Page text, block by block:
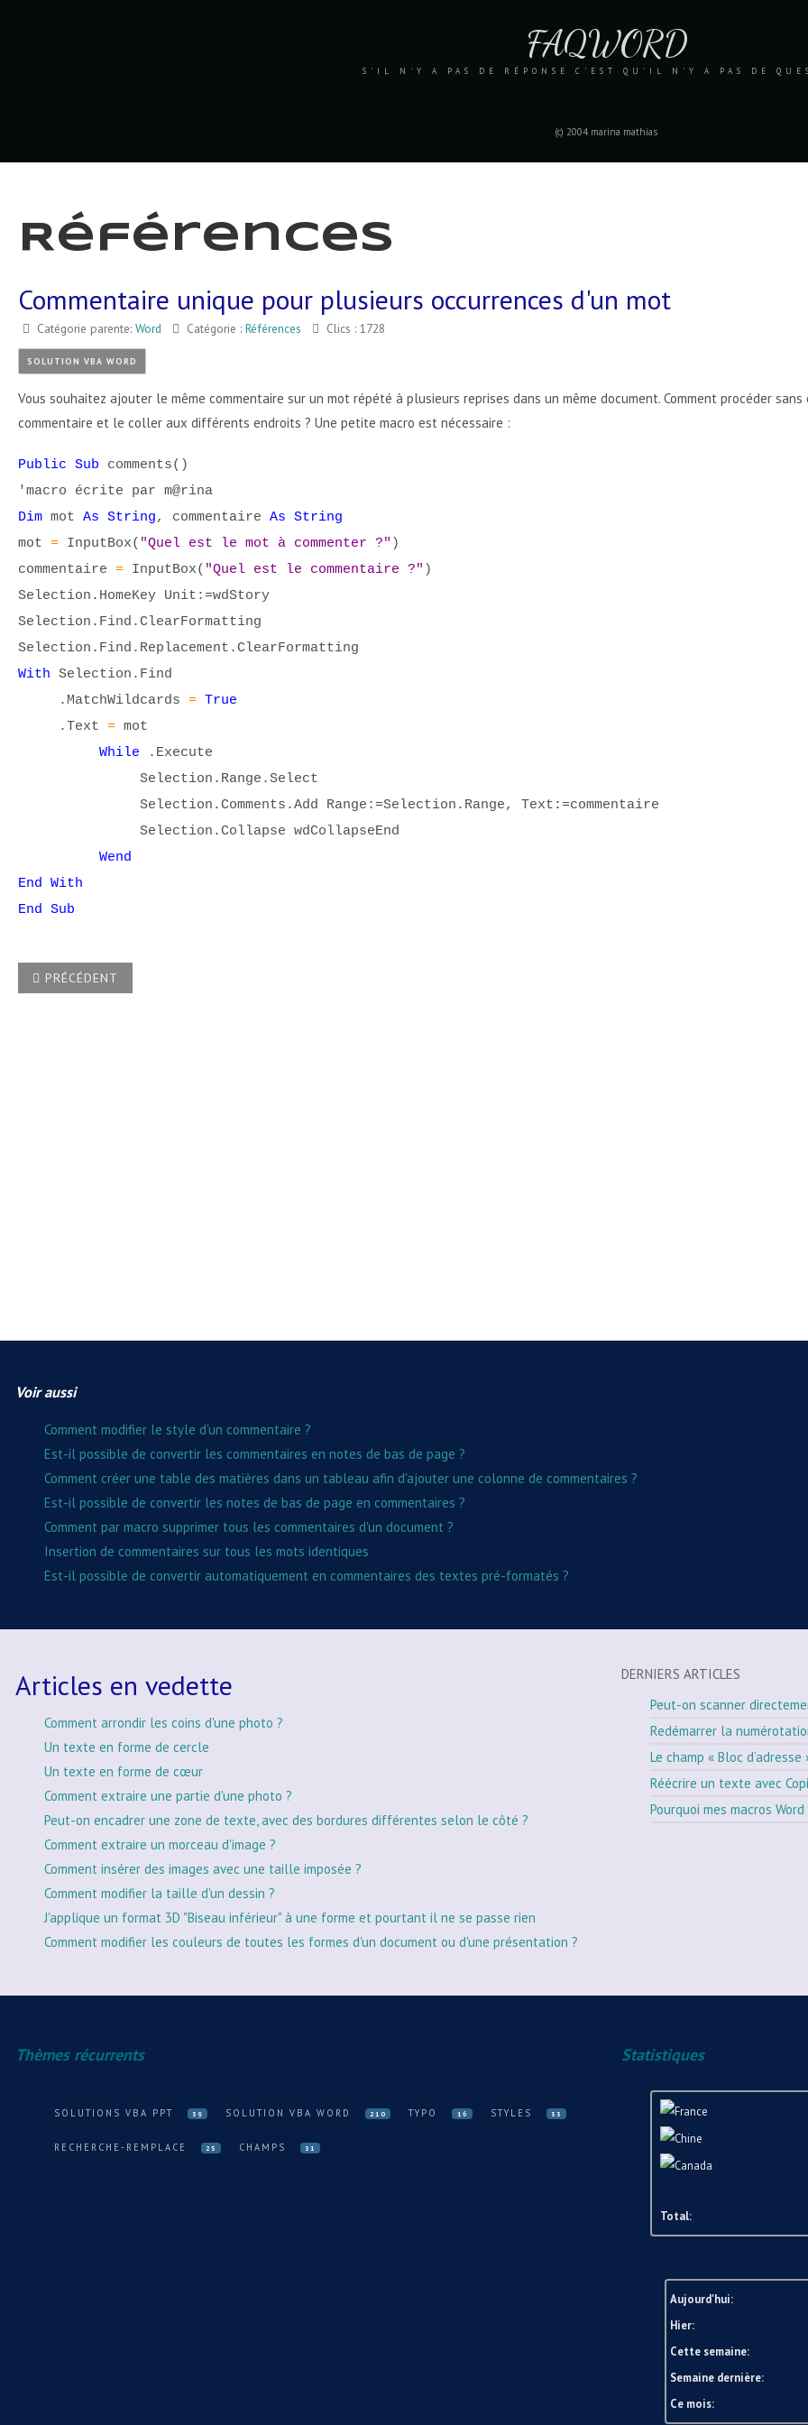
FAQWORD
S'IL N'Y A PAS DE RÉPONSE C'EST QU'IL N'Y A PAS DE
(c) 2004 marina mathias
Références
Commentaire unique pour plusieurs occurrences d'un mot
Catégorie parente: Word Catégorie : Références Clics : 1728
SOLUTION VBA WORD
Vous souhaitez ajouter le même commentaire sur un mot répété à plusieurs reprises dans un même document. Comment procéder
commentaire et le coller aux différents endroits ? Une petite macro est nécessaire :
Public Sub comments()
'macro écrite par m@rina
Dim mot As String, commentaire As String
mot = InputBox( "Quel est le mot à commenter ?" )
commentaire = InputBox( "Quel est le commentaire ?" )
Selection.HomeKey Unit:=wdStory
Selection.Find.ClearFormatting
Selection.Find.Replacement.ClearFormatting
With Selection.Find
.MatchWildcards = True
.Text = mot
While .Execute
Selection.Range.Select
Selection.Comments.Add Range:=Selection.Range, Text:=commentaire
Selection.Collapse wdCollapseEnd
Wend
End With
End Sub
ARTICLE PRÉCÉDENT : COMMENT, PAR MACRO, INSÉRER UN SOMMAIRE POUR CHAQUE CHAPITRE ?
PRÉCÉDENT
Voir aussi
Comment modifier le style d'un commentaire ?
Est-il possible de convertir les commentaires en notes de bas de page ?
Comment créer une table des matières dans un tableau afin d'ajouter une colonne de commentaires ?
Est-il possible de convertir les notes de bas de page en commentaires ?
Comment par macro supprimer tous les commentaires d'un document ?
Insertion de commentaires sur tous les mots identiques
Est-il possible de convertir automatiquement en commentaires des textes pré-formatés ?
Articles en vedette
Comment arrondir les coins d'une photo ?
Un texte en forme de cercle
Un texte en forme de cœur
Comment extraire une partie d'une photo ?
Peut-on encadrer une zone de texte, avec des bordures différentes selon le côté ?
Comment extraire un morceau d'image ?
Comment insérer des images avec une taille imposée ?
Comment modifier la taille d'un dessin ?
J'applique un format 3D "Biseau inférieur" à une forme et pourtant il ne se passe rien
Comment modifier les couleurs de toutes les formes d'un document ou d'une présentation ?
DERNIERS ARTICLES
Peut-on scanner
Redémarrer la
Le champ « Bloc
Réécrire un texte avec
Pourquoi mes macros
Thèmes récurrents
SOLUTIONS VBA PPT 39 SOLUTION VBA WORD 210 TYPO 16 STYLES 33
RECHERCHE-REMPLACE 25 CHAMPS 31
Statistiques
Total:
Aujourd'hui:
Hier:
Cette semaine:
Semaine dernière:
Ce mois: